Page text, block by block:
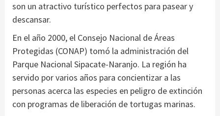
son un atractivo turístico perfectos para pasear y
descansar.
En el año 2000, el Consejo Nacional de Áreas
Protegidas (CONAP) tomó la administración del
Parque Nacional Sipacate-Naranjo. La región ha
servido por varios años para concientizar a las
personas acerca las especies en peligro de extinción
con programas de liberación de tortugas marinas.